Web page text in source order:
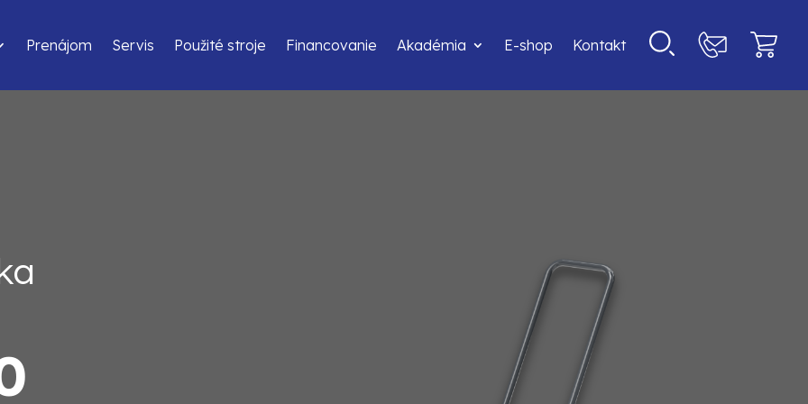
Prenájom Servis Použité stroje Financovanie Akadémia E-shop Kontakt